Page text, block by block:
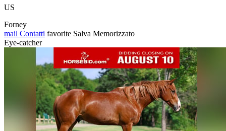
US
Forney
mail Contatti favorite Salva Memorizzato
Eye-catcher